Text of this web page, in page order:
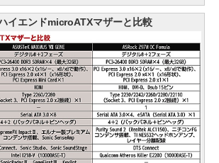
イエンドmicroATXマザーと比較